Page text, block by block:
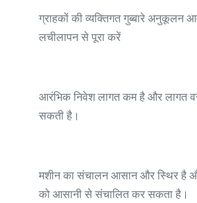
ग्राहकों की व्यक्तिगत गुब्बारे अनुकूलन
लचीलापन से पूरा करें
आरंभिक निवेश लागत कम है और लागत
सकती है।
मशीन का संचालन आसान और स्थिर है
को आसानी से संचालित कर सकता है।